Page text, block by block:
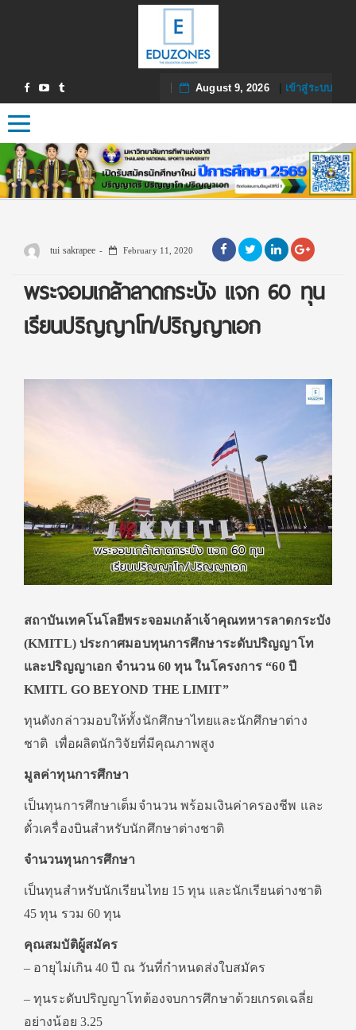
August 9, 2026| เข้าสู่ระบบ
Toggle navigation
tui sakrapee February 11, 2020
พระจอมเกล้าลาดกระบัง แจก 60 ทุน
เรียนปริญญาโท/ปริญญาเอก
สถาบันเทคโนโลยีพระจอมเกล้าเจ้าคุณทหารลาดกระบัง
(KMITL) ประกาศมอบทุนการศึกษาระดับปริญญาโท
และปริญญาเอก จำนวน 60 ทุน ในโครงการ “60 ปี
KMITL GO BEYOND THE LIMIT”
ทุนดังกล่าวมอบให้ทั้งนักศึกษาไทยและนักศึกษาต่าง
ชาติ เพื่อผลิตนักวิจัยที่มีคุณภาพสูง
มูลค่าทุนการศึกษา
เป็นทุนการศึกษาเต็มจำนวน พร้อมเงินค่าครองชีพ และ
ตั๋วเครื่องบินสำหรับนักศึกษาต่างชาติ
จำนวนทุนการศึกษา
เป็นทุนสำหรับนักเรียนไทย 15 ทุน และนักเรียนต่างชาติ
45 ทุน รวม 60 ทุน
คุณสมบัติผู้สมัคร
– อายุไม่เกิน 40 ปี ณ วันที่กำหนดส่งใบสมัคร
– ทุนระดับปริญญาโทต้องจบการศึกษาด้วยเกรดเฉลี่ย
อย่างน้อย 3.25